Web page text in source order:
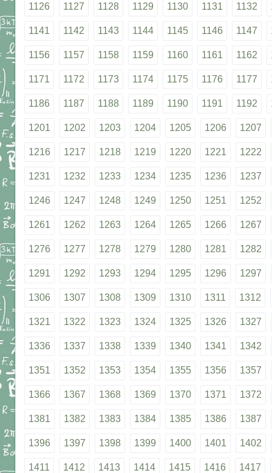
1126 1127 1128 1129 1130 1131 1132
1141 1142 1143 1144 1145 1146 1147
1156 1157 1158 1159 1160 1161 1162
1171 1172 1173 1174 1175 1176 1177
1186 1187 1188 1189 1190 1191 1192
1201 1202 1203 1204 1205 1206 1207
1216 1217 1218 1219 1220 1221 1222
1231 1232 1233 1234 1235 1236 1237
1246 1247 1248 1249 1250 1251 1252
1261 1262 1263 1264 1265 1266 1267
1276 1277 1278 1279 1280 1281 1282
1291 1292 1293 1294 1295 1296 1297
1306 1307 1308 1309 1310 1311 1312
1321 1322 1323 1324 1325 1326 1327
1336 1337 1338 1339 1340 1341 1342
1351 1352 1353 1354 1355 1356 1357
1366 1367 1368 1369 1370 1371 1372
1381 1382 1383 1384 1385 1386 1387
1396 1397 1398 1399 1400 1401 1402
1411 1412 1413 1414 1415 1416 1417